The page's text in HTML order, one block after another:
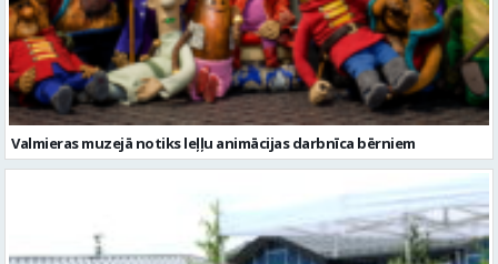
Valmieras muzejā notiks leļļu animācijas darbnīca bērniem